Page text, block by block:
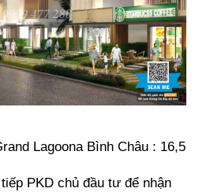
Lagoona Bình Châu : 16,5
PKD chủ đầu tư để nhận